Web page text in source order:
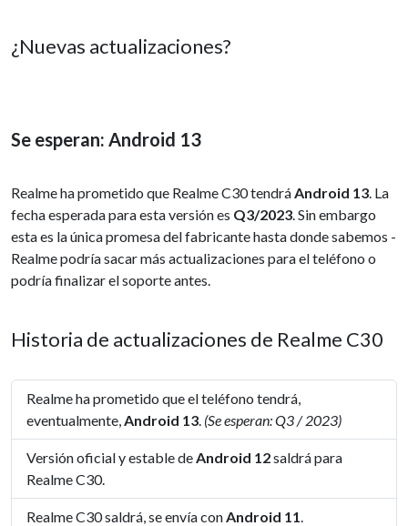
¿Nuevas actualizaciones?
Se esperan: Android 13
Realme ha prometido que Realme C30 tendráAndroid 13. La
fecha esperada para esta versión es Q3/2023. Sin embargo
esta es la única promesa del fabricante hasta donde sabemos -
Realme podría sacar más actualizaciones para el teléfono o
podría finalizar el soporte antes.
Historia de actualizaciones de Realme C30
Realme ha prometido que el teléfono tendrá,
eventualmente,Android 13. (Se esperan: Q3 / 2023)
Versión oficial y estable deAndroid 12saldrá para
Realme C30.
Realme C30 saldrá, se envía conAndroid 11.